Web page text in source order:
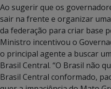
Ao sugerir que os
sair na frente e organizar
da federação para criar base
Ministro incentivou o
o principal agente a buscar
Brasil Central. “O Brasil não
Brasil Central conformado,